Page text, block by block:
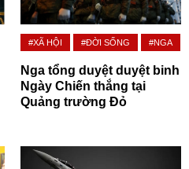
#XÃ HỘI #ĐỜI SỐNG #NGA
Nga tổng duyệt duyệt binh
Ngày Chiến thắng tại
Quảng trường Đỏ